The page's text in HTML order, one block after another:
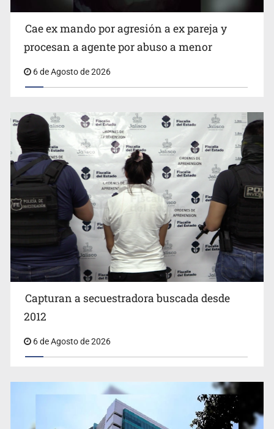
Critican inoperancia de la ASEJ para recuperar fondos
públicos
Cae ex mando por agresión a ex pareja y procesan a
agente por abuso a menor
Cae ex mando por agresión a ex pareja y
procesan a agente por abuso a menor
6 de Agosto de 2026
Capturan a secuestradora buscada desde
2012
6 de Agosto de 2026